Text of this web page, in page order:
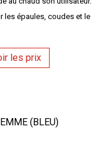
les épaules, coudes et le
les prix
(BLEU)